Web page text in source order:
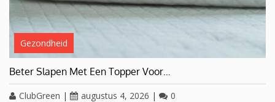
Gezondheid
Beter Slapen Met Een Topper Voor…
ClubGreen | augustus 4, 2026 | 0